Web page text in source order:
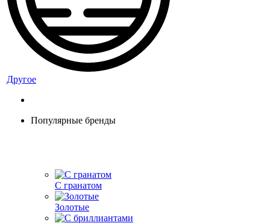
Другое
Популярные бренды
С гранатом
Золотые